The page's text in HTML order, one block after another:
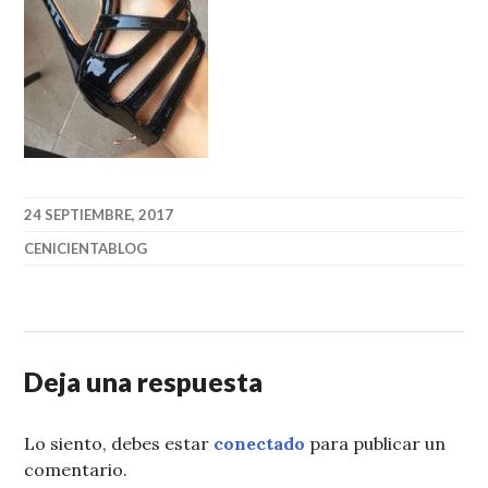
24 SEPTIEMBRE, 2017
CENICIENTABLOG
Deja una respuesta
Lo siento, debes estar conectado para publicar un
comentario.